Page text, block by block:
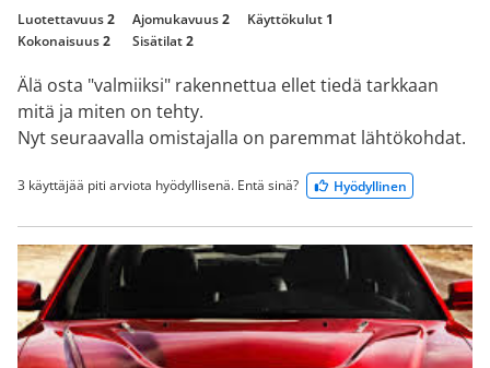
Luotettavuus2 Ajomukavuus2 Käyttökulut 1
Kokonaisuus2 Sisätilat2
Älä osta "valmiiksi" rakennettua ellet tiedä tarkkaan
mitä ja miten on tehty.
Nyt seuraavalla omistajalla on paremmat lähtökohdat.
3 käyttäjää piti arviota hyödyllisenä. Entä sinä? Hyödyllinen